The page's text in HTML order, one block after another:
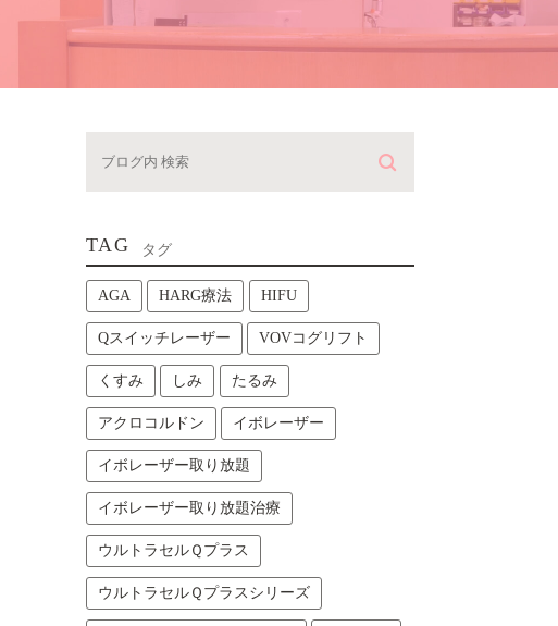
TAG タグ
AGA HARG療法 HIFU
Qスイッチレーザー VOVコグリフト
くすみ しみ たるみ
アクロコルドン イボレーザー
イボレーザー取り放題
イボレーザー取り放題治療
ウルトラセルＱプラス
ウルトラセルＱプラスシリーズ